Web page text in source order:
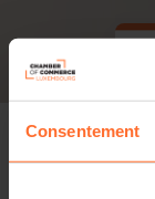
Consentement